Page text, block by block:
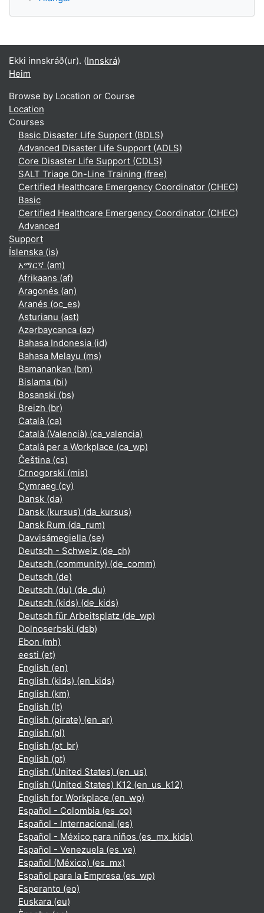
Ekki innskráð(ur). (Innskrá)
Heim
Browse by Location or Course
Location
Courses
Basic Disaster Life Support (BDLS)
Advanced Disaster Life Support (ADLS)
Core Disaster Life Support (CDLS)
SALT Triage On-Line Training (free)
Certified Healthcare Emergency Coordinator (CHEC)
Basic
Certified Healthcare Emergency Coordinator (CHEC)
Advanced
Support
Íslenska ‎(is)‎
አማርኛ ‎(am)‎
Afrikaans ‎(af)‎
Aragonés ‎(an)‎
Aranés ‎(oc_es)‎
Asturianu ‎(ast)‎
Azərbaycanca ‎(az)‎
Bahasa Indonesia ‎(id)‎
Bahasa Melayu ‎(ms)‎
Bamanankan ‎(bm)‎
Bislama ‎(bi)‎
Bosanski ‎(bs)‎
Breizh ‎(br)‎
Català ‎(ca)‎
Català (Valencià) ‎(ca_valencia)‎
Català per a Workplace ‎(ca_wp)‎
Čeština ‎(cs)‎
Crnogorski ‎(mis)‎
Cymraeg ‎(cy)‎
Dansk ‎(da)‎
Dansk (kursus) ‎(da_kursus)‎
Dansk Rum ‎(da_rum)‎
Davvisámegiella ‎(se)‎
Deutsch - Schweiz ‎(de_ch)‎
Deutsch (community) ‎(de_comm)‎
Deutsch ‎(de)‎
Deutsch (du) ‎(de_du)‎
Deutsch (kids) ‎(de_kids)‎
Deutsch für Arbeitsplatz ‎(de_wp)‎
Dolnoserbski ‎(dsb)‎
Ebon ‎(mh)‎
eesti ‎(et)‎
English ‎(en)‎
English (kids) ‎(en_kids)‎
English ‎(km)‎
English ‎(lt)‎
English (pirate) ‎(en_ar)‎
English ‎(pl)‎
English ‎(pt_br)‎
English ‎(pt)‎
English (United States) ‎(en_us)‎
English (United States) K12 ‎(en_us_k12)‎
English for Workplace ‎(en_wp)‎
Español - Colombia ‎(es_co)‎
Español - Internacional ‎(es)‎
Español - México para niños ‎(es_mx_kids)‎
Español - Venezuela ‎(es_ve)‎
Español (México) ‎(es_mx)‎
Español para la Empresa ‎(es_wp)‎
Esperanto ‎(eo)‎
Euskara ‎(eu)‎